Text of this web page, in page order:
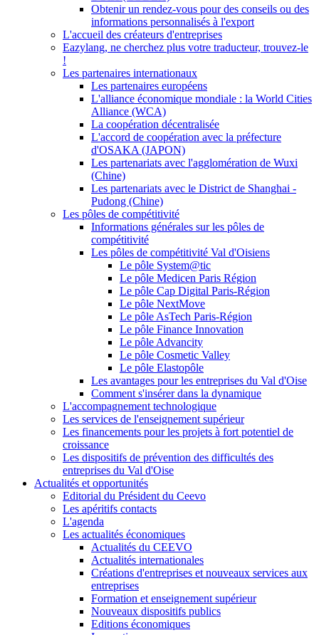
Obtenir un rendez-vous pour des conseils ou des
informations personnalisés à l'export
L'accueil des créateurs d'entreprises
Eazylang, ne cherchez plus votre traducteur, trouvez-le
!
Les partenaires internationaux
Les partenaires européens
L'alliance économique mondiale : la World Cities
Alliance (WCA)
La coopération décentralisée
L'accord de coopération avec la préfecture
d'OSAKA (JAPON)
Les partenariats avec l'agglomération de Wuxi
(Chine)
Les partenariats avec le District de Shanghai -
Pudong (Chine)
Les pôles de compétitivité
Informations générales sur les pôles de
compétitivité
Les pôles de compétitivité Val d'Oisiens
Le pôle System@tic
Le pôle Medicen Paris Région
Le pôle Cap Digital Paris-Région
Le pôle NextMove
Le pôle AsTech Paris-Région
Le pôle Finance Innovation
Le pôle Advancity
Le pôle Cosmetic Valley
Le pôle Elastopôle
Les avantages pour les entreprises du Val d'Oise
Comment s'insérer dans la dynamique
L'accompagnement technologique
Les services de l'enseignement supérieur
Les financements pour les projets à fort potentiel de
croissance
Les dispositifs de prévention des difficultés des
entreprises du Val d'Oise
Actualités et opportunités
Editorial du Président du Ceevo
Les apéritifs contacts
L'agenda
Les actualités économiques
Actualités du CEEVO
Actualités internationales
Créations d'entreprises et nouveaux services aux
entreprises
Formation et enseignement supérieur
Nouveaux dispositifs publics
Editions économiques